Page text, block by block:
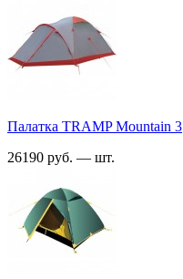
Палатка TRАMP Mountain 3
26190 руб. — шт.